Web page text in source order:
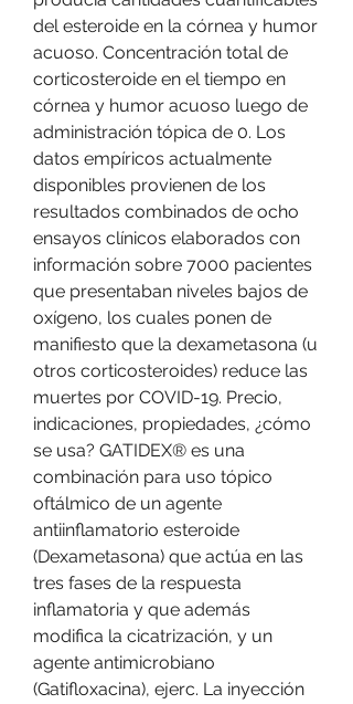
del esteroide en la córnea y humor
acuoso. Concentración total de
corticosteroide en el tiempo en
córnea y humor acuoso luego de
administración tópica de 0. Los
datos empíricos actualmente
disponibles provienen de los
resultados combinados de ocho
ensayos clínicos elaborados con
información sobre 7000 pacientes
que presentaban niveles bajos de
oxígeno, los cuales ponen de
manifiesto que la dexametasona (u
otros corticosteroides) reduce las
muertes por COVID-19. Precio,
indicaciones, propiedades, ¿cómo
se usa? GATIDEX® es una
combinación para uso tópico
oftálmico de un agente
antiinflamatorio esteroide
(Dexametasona) que actúa en las
tres fases de la respuesta
inflamatoria y que además
modifica la cicatrización, y un
agente antimicrobiano
(Gatifloxacina), ejerc. La inyección